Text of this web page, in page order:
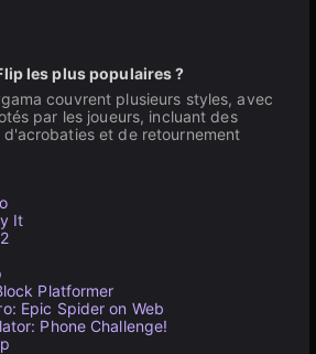
les plus populaires ?
couvrent plusieurs styles, avec
par les joueurs, incluant des
et de retournement
It
Platformer
Epic Spider on Web
Phone Challenge!